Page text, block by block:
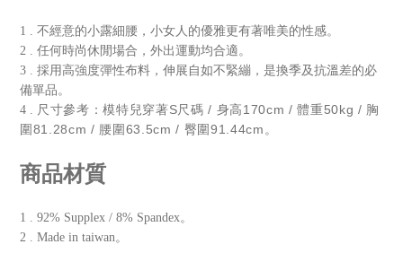
1 . 不經意的小露細腰，小女人的優雅更有著唯美的性感。
2 . 任何時尚休閒場合，外出運動均合適。
3 . 採用高強度彈性布料，伸展自如不緊繃，是換季及抗溫差的必
備單品。
4 . 尺寸參考：模特兒穿著S尺碼 / 身高170cm / 體重50kg / 胸
圍81.28cm / 腰圍63.5cm / 臀圍91.44cm。
商品材質
1 . 92% Supplex / 8% Spandex。
2 . Made in taiwan。